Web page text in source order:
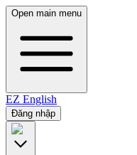
Open main menu
EZ English
Đăng nhập